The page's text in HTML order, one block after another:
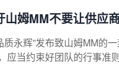
姆MM不要让供应
永辉”发布致山姆MM的
应当约束好团队的行事准